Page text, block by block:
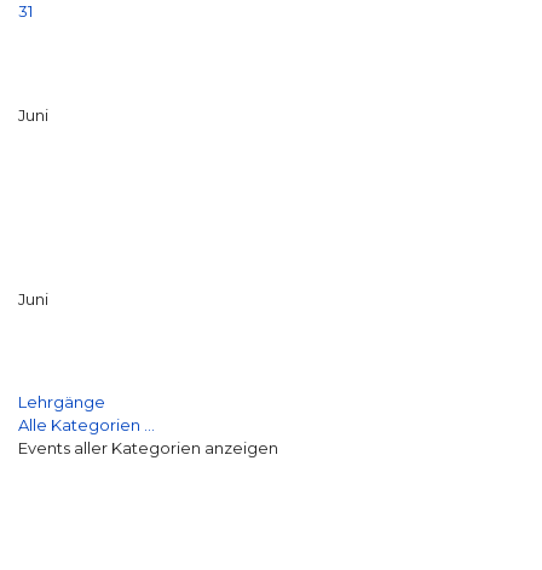
31
Juni
Juni
Lehrgänge
Alle Kategorien ...
Events aller Kategorien anzeigen